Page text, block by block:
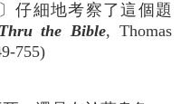
〕仔細地考察了這個題
Thru the Bible, Thomas
755)